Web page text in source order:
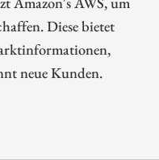
Diese bietet
neue Kunden.